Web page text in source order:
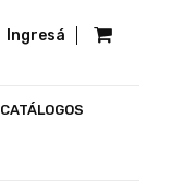
Ingresá
CATÁLOGOS